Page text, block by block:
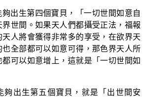
出生第四個寶貝，「一切世間如意自
世間。如果天人們都攝受正法，福報
人將會獲得非常多的享受，在欲界天
也全部都可以如意可得，那色界天人所
可以如意增上，這就是「一切世間如
夠出生第五個寶貝，就是「出世間安